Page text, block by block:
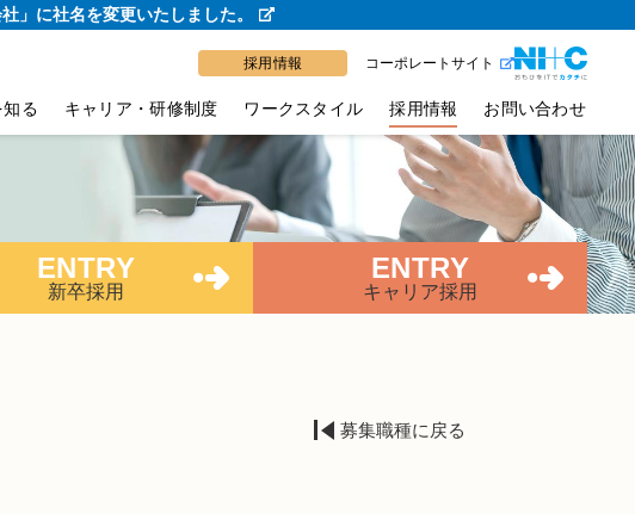
」に社名を変更いたしました。
採用情報 コーポレートサイト
知る キャリア・研修制度 ワークスタイル 採用情報 お問い合わせ
ENTRY
新卒採用
ENTRY
キャリア採用
募集職種に戻る